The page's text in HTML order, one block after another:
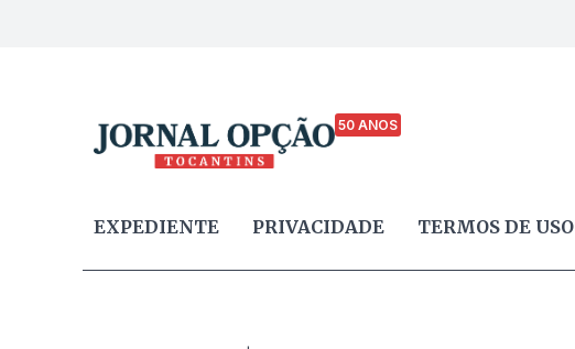
50 ANOS
EXPEDIENTE PRIVACIDADE TERMOS DE USO